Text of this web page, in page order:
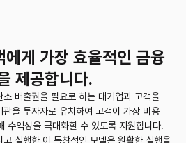
게 가장 효율적인 금융
제공합니다.
배출권을 필요로 하는 대기업과 고객을
을 투자자로 유치하여 고객이 가장 비용
수익성을 극대화할 수 있도록 지원합니다.
실행한 이 독창적인 모델은 원활한 실행을